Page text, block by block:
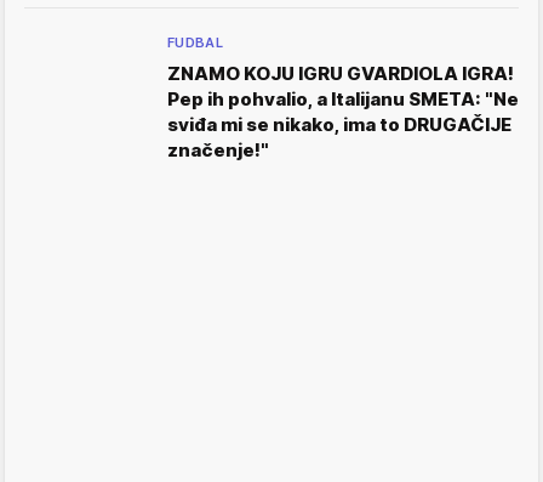
FUDBAL
ZNAMO KOJU IGRU GVARDIOLA IGRA!
Pep ih pohvalio, a Italijanu SMETA: "Ne
sviđa mi se nikako, ima to DRUGAČIJE
značenje!"